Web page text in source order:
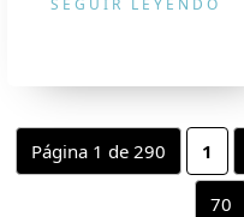
SEGUIR LEYENDO
Página 1 de 290 1
70